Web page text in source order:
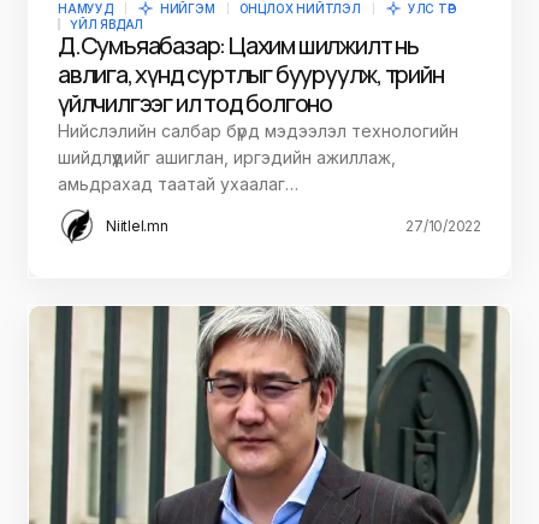
НАМУУД НИЙГЭМ ОНЦЛОХ НИЙТЛЭЛ
УЛС ТӨР
ҮЙЛ ЯВДАЛ
Д.Сумъяабазар: Цахим шилжилт нь
авлига, хүнд суртлыг бууруулж, төрийн
үйлчилгээг ил тод болгоно
Нийслэлийн салбар бүрд мэдээлэл технологийн
шийдлүүдийг ашиглан, иргэдийн ажиллаж,
амьдрахад таатай ухаалаг…
Niitlel.mn 27/10/2022